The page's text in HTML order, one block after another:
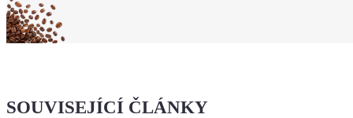
Koupit tričko
SOUVISEJÍCÍ ČLÁNKY